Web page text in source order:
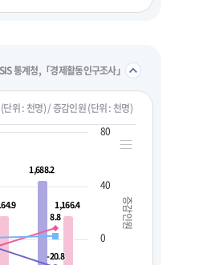
통계청,「경제활동인구조사」접기/
단위 : 천명) / 증감인원 (단위 : 천명)
증감인원
1,688.2
1,688.2
1,166.4
1,166.4
-20.8
-20.8
8.8
8.8
0
40
80